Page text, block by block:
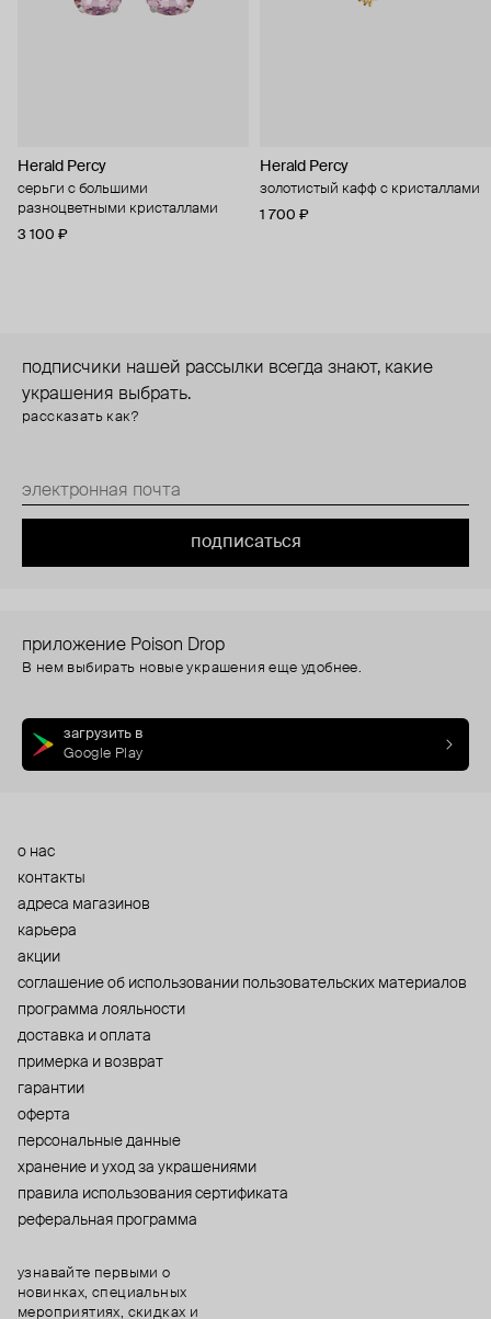
Herald Percy
серьги с большими
разноцветными кристаллами
3 100 ₽
Herald Percy
золотистый кафф с кристаллами
1 700 ₽
подписчики нашей рассылки всегда знают, какие
украшения выбрать.
рассказать как?
подписаться
приложение Poison Drop
В нем выбирать новые украшения еще удобнее.
загрузить в
Google Play
о нас
контакты
адреса магазинов
карьера
акции
cоглашение об использовании пользовательских материалов
программа лояльности
доставка и оплата
примерка и возврат
гарантии
оферта
персональные данные
хранение и уход за украшениями
правила использования сертификата
реферальная программа
узнавайте первыми о
новинках, специальных
мероприятиях, скидках и